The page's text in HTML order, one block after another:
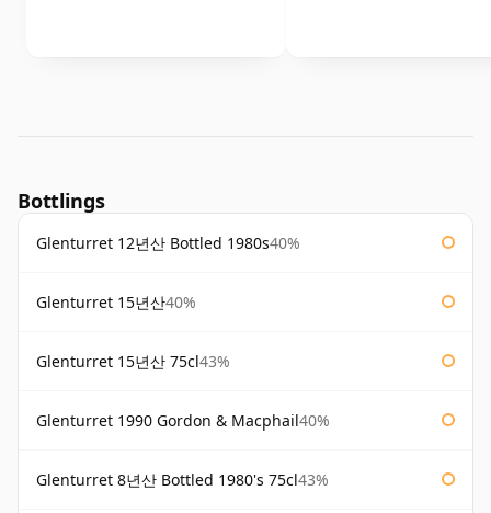
Bottlings
Glenturret 12년산 Bottled 1980s40%
Glenturret 15년산40%
Glenturret 15년산 75cl43%
Glenturret 1990 Gordon & Macphail40%
Glenturret 8년산 Bottled 1980's 75cl43%